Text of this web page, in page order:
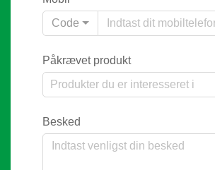
Code
Påkrævet produkt
Besked